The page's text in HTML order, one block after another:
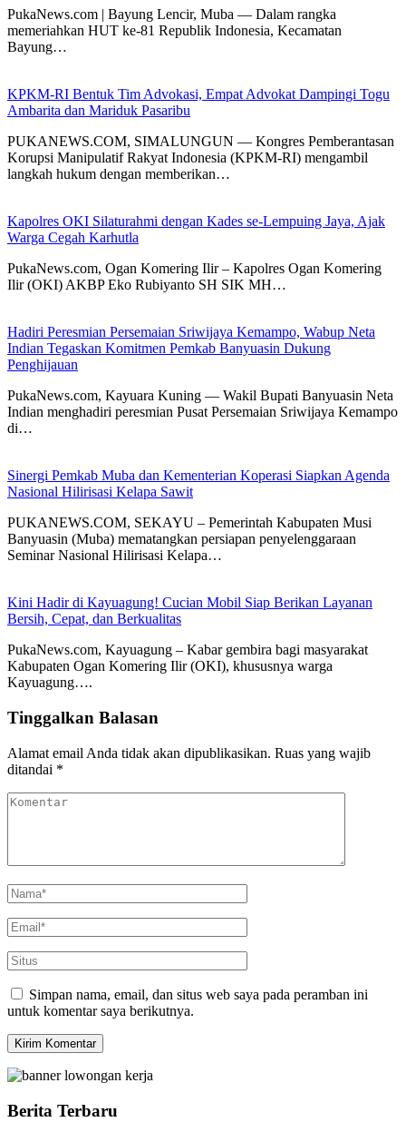
PukaNews.com | Bayung Lencir, Muba — Dalam rangka
memeriahkan HUT ke-81 Republik Indonesia, Kecamatan
Bayung…
KPKM-RI Bentuk Tim Advokasi, Empat Advokat Dampingi Togu
Ambarita dan Mariduk Pasaribu
PUKANEWS.COM, SIMALUNGUN — Kongres Pemberantasan
Korupsi Manipulatif Rakyat Indonesia (KPKM-RI) mengambil
langkah hukum dengan memberikan…
Kapolres OKI Silaturahmi dengan Kades se-Lempuing Jaya, Ajak
Warga Cegah Karhutla
PukaNews.com, Ogan Komering Ilir – Kapolres Ogan Komering
Ilir (OKI) AKBP Eko Rubiyanto SH SIK MH…
Hadiri Peresmian Persemaian Sriwijaya Kemampo, Wabup Neta
Indian Tegaskan Komitmen Pemkab Banyuasin Dukung
Penghijauan
PukaNews.com, Kayuara Kuning — Wakil Bupati Banyuasin Neta
Indian menghadiri peresmian Pusat Persemaian Sriwijaya Kemampo
di…
Sinergi Pemkab Muba dan Kementerian Koperasi Siapkan Agenda
Nasional Hilirisasi Kelapa Sawit
PUKANEWS.COM, SEKAYU – Pemerintah Kabupaten Musi
Banyuasin (Muba) mematangkan persiapan penyelenggaraan
Seminar Nasional Hilirisasi Kelapa…
Kini Hadir di Kayuagung! Cucian Mobil Siap Berikan Layanan
Bersih, Cepat, dan Berkualitas
PukaNews.com, Kayuagung – Kabar gembira bagi masyarakat
Kabupaten Ogan Komering Ilir (OKI), khususnya warga
Kayuagung….
Tinggalkan Balasan
Alamat email Anda tidak akan dipublikasikan. Ruas yang wajib
ditandai *
Simpan nama, email, dan situs web saya pada peramban ini
untuk komentar saya berikutnya.
Berita Terbaru